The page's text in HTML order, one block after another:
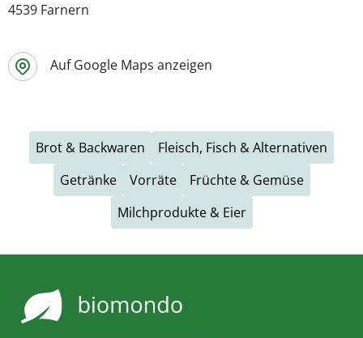
4539 Farnern
Auf Google Maps anzeigen
Brot & Backwaren
Fleisch, Fisch & Alternativen
Getränke
Vorräte
Früchte & Gemüse
Milchprodukte & Eier